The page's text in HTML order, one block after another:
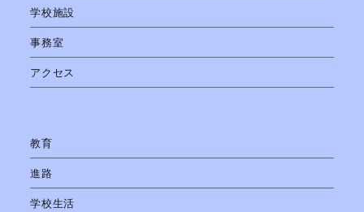
学校施設
事務室
アクセス
教育
進路
学校生活